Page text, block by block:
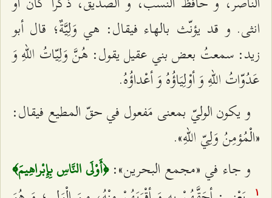
انثى. و قد يؤنّث بالهاء فيقال: هي وَلِيَّةٌ؛ قال أبو
زيد: سمعتُ بعض بني عقيل يقول: هُنَّ وَلِيّاتُ اللهِ وَ
عَدُوّاتُ اللهِ وَ أوْلِيَاؤُهُ وَ أعْداؤُهُ.
و يكون الوليّ بمعنى مَفعول في حقّ المطيع فيقال:
«الْمُؤمِنُ وَلِيّ اللهِ».
و جاء في «مجمع البحرين»: ﴿أَوْلَى النَّاسِ بِإِبْراهِيمَ‌﴾
۱